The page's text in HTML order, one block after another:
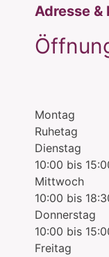
Adresse &
Montag
Ruhetag
Dienstag
10:00 bis
Mittwoch
10:00 bis
Donnerstag
10:00 bis
Freitag